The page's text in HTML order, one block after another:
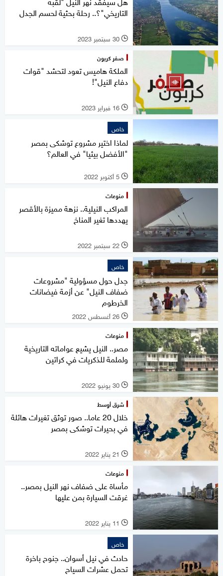
التاريخي"؟.. رحلة بحثية لحسم الجدل
l 30 سبتمبر 2023
صفر كربون
الملكة هاميس تعود لتحشد "قوات
دفاع النيل"!
l 16 فبراير 2023
خاص
لماذا اختير مشروع توشكى بمصر
"الأفضل بيئيا" في العالم؟
l 5 أكتوبر 2022
منوعات
المراكب النيلية.. نزهة مميزة بالأقصر
يهددها تغير المناخ
l 22 سبتمبر 2022
خاص
جدل حول مسؤولية "مشروعات
ضفاف النيل" عن أزمة فيضانات
الخرطوم
l 26 أغسطس 2022
منوعات
مصر.. النيل يشيع عواماته التاريخية
ولملمة للذكريات في كراتين
l 30 يونيو 2022
شرق أوسط
خلال 20 عاما.. صور توثق تغيرات هائلة
في بحيرات توشكى بمصر
l 21 يناير 2022
منوعات
مأساة على ضفاف نهر النيل بمصر..
غرقت السيارة بمن عليها
l 11 يناير 2022
خاص
حادث في نيل أسوان.. جنوح باخرة
تحمل عشرات السياح